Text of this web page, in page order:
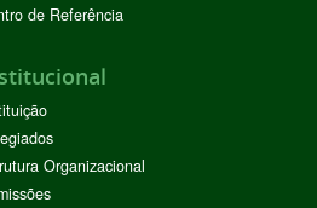
de Referência
Organizacional